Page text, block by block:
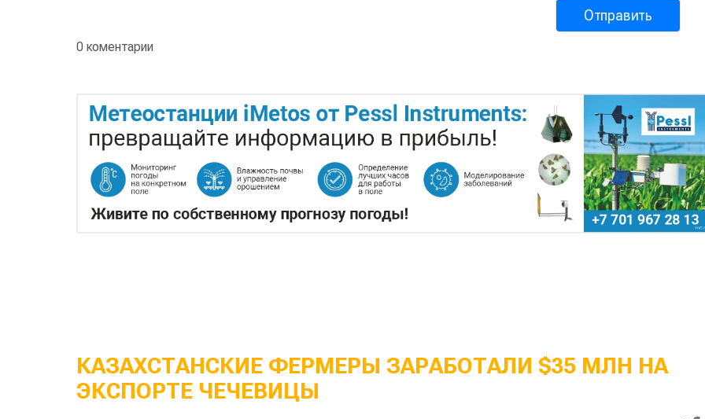
0 коментарии
КАЗАХСТАНСКИЕ ФЕРМЕРЫ ЗАРАБОТАЛИ $35 МЛН НА
ЭКСПОРТЕ ЧЕЧЕВИЦЫ